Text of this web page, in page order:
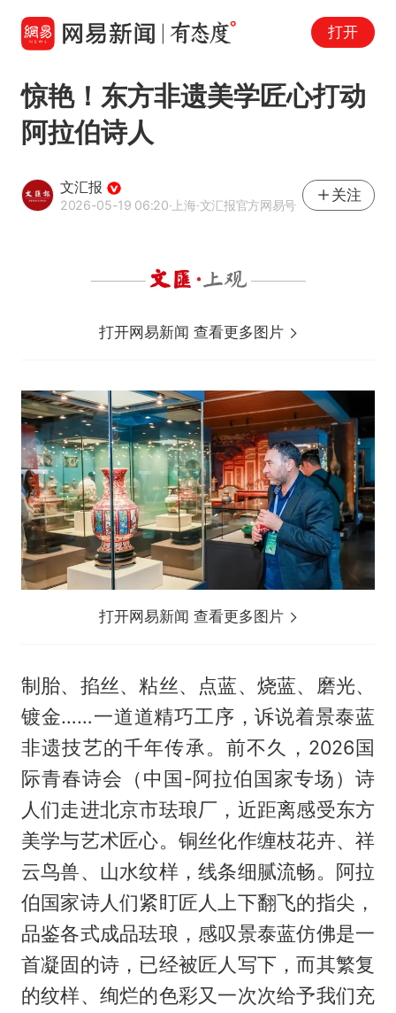
打开
惊艳！东方非遗美学匠心打动
阿拉伯诗人
文汇报
2026-05-19 06:20·上海·文汇报官方网易号
关注
打开网易新闻 查看更多图片
打开网易新闻 查看更多图片
制胎、掐丝、粘丝、点蓝、烧蓝、磨光、
镀金……一道道精巧工序，诉说着景泰蓝
非遗技艺的千年传承。前不久，2026国
际青春诗会（中国-阿拉伯国家专场）诗
人们走进北京市珐琅厂，近距离感受东方
美学与艺术匠心。铜丝化作缠枝花卉、祥
云鸟兽、山水纹样，线条细腻流畅。阿拉
伯国家诗人们紧盯匠人上下翻飞的指尖，
品鉴各式成品珐琅，感叹景泰蓝仿佛是一
首凝固的诗，已经被匠人写下，而其繁复
的纹样、绚烂的色彩又一次次给予我们充